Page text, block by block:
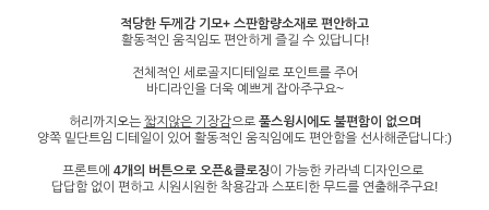
적당한 두께감 기모+ 스판함량소재로 편안하고
활동적인 움직임도 편안하게 즐길 수 있답니다!
전체적인 세로골지디테일로 포인트를 주어
바디라인을 더욱 예쁘게 잡아주구요~
허리까지오는 짧지않은 기장감으로풀스윙시에도 불편함이 없으며
양쪽 밑단트임 디테일이 있어 활동적인 움직임에도 편안함을 선사해준답니다:)
프론트에 4개의 버튼으로 오픈&클로징이 가능한 카라넥 디자인으로
답답함 없이 편하고 시원시원한 착용감과 스포티한 무드를 연출해주구요!